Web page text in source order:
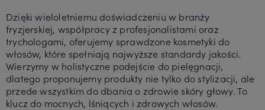
Dzięki wieloletniemu doświadczeniu w branży
fryzjerskiej, współpracy z profesjonalistami oraz
trychologami, oferujemy sprawdzone kosmetyki do
włosów, które spełniają najwyższe standardy jakości.
Wierzymy w holistyczne podejście do pielęgnacji,
dlatego proponujemy produkty nie tylko do stylizacji, ale
przede wszystkim do dbania o zdrowie skóry głowy. To
klucz do mocnych, lśniących i zdrowych włosów.